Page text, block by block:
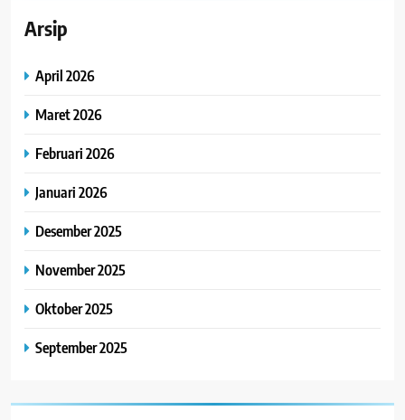
Arsip
April 2026
Maret 2026
Februari 2026
Januari 2026
Desember 2025
November 2025
Oktober 2025
September 2025